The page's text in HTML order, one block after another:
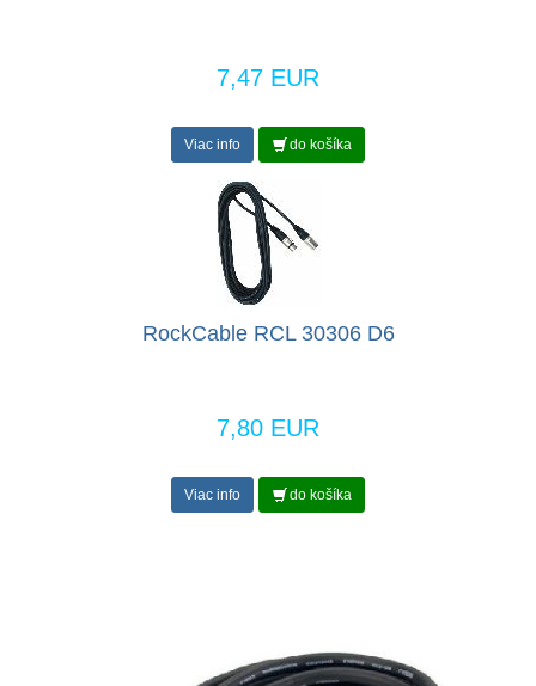
7,47 EUR
Viac info do košíka
RockCable RCL 30306 D6
7,80 EUR
Viac info do košíka